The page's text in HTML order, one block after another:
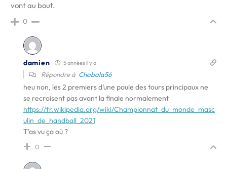
vont au bout.
0
damien 5 années il y a
Répondre à Chabala56
heu non, les 2 premiers d’une poule des tours principaux ne
se recroisent pas avant la finale normalement
https://fr.wikipedia.org/wiki/Championnat_du_monde_masc
ulin_de_handball_2021
T’as vu ça où ?
0